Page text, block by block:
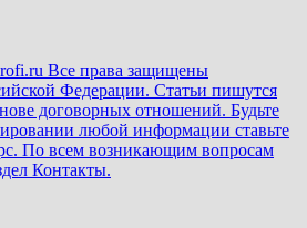
Все права защищены
Федерации. Статьи пишутся
договорных отношений. Будьте
любой информации ставьте
По всем возникающим вопросам
Контакты.